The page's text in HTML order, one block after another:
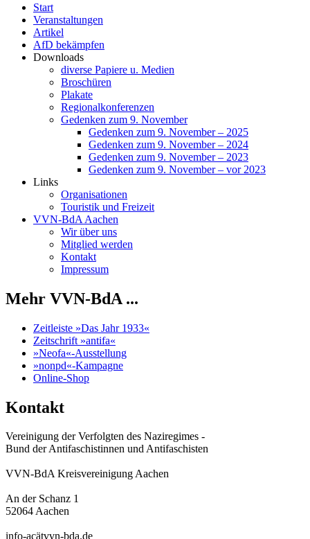
Start
Veranstaltungen
Artikel
AfD bekämpfen
Downloads
diverse Papiere u. Medien
Broschüren
Plakate
Regionalkonferenzen
Gedenken zum 9. November
Gedenken zum 9. November – 2025
Gedenken zum 9. November – 2024
Gedenken zum 9. November – 2023
Gedenken zum 9. November – vor 2023
Links
Organisationen
Touristik und Freizeit
VVN-BdA Aachen
Wir über uns
Mitglied werden
Kontakt
Impressum
Mehr VVN-BdA ...
Zeitleiste »Das Jahr 1933«
Zeitschrift »antifa«
»Neofa«-Ausstellung
»nonpd«-Kampagne
Online-Shop
Kontakt
Vereinigung der Verfolgten des Naziregimes -
Bund der Antifaschistinnen und Antifaschisten
VVN-BdA Kreisvereinigung Aachen
An der Schanz 1
52064 Aachen
info-acätvvn-bda.de